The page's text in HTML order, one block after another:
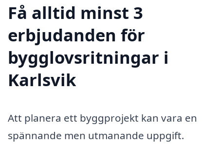
Få alltid minst 3
erbjudanden för
bygglovsritningar i
Karlsvik
Att planera ett byggprojekt kan vara en
spännande men utmanande uppgift.